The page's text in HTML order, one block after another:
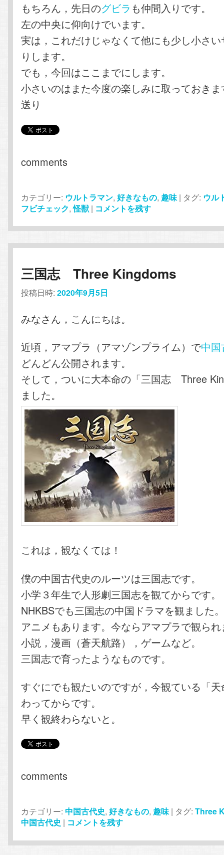
もちろん，先日のグビラ も仲間入りです。
左の中央に仰向けでいます。
実は，これだけじゃなくて他にも少し小さ
りします。
でも，今回はここまでにします。
小さいのはまた今度の楽しみに取っておき
送り
comments
カテゴリー: ウルトラマン,好きなもの, 趣味 | タグ: ウル
フビチェック,怪獣 | コメントを残す
三国志 Three Kingdoms
投稿日時:2020年9月5日
みなさん，こんにちは。
近頃，アマプラ（アマゾンプライム）で中国
どんどん公開されます。
そして，ついに大本命の「三国志 Three
ました。
これは，観なくては！
僕の中国古代史のルーツは三国志です。
小学３年生で人形劇三国志を観てからです。
NHKBSでも三国志の中国ドラマを観ました
アニメもあります。今ならアマプラで観ら
小説，漫画（蒼天航路），ゲームなど。
三国志で育ったようなものです。
すぐにでも観たいのですが，今観ている「
わってからです。
早く観終わらないと。
comments
カテゴリー: 中国古代史,好きなもの, 趣味 | タグ: Three
中国古代史 | コメントを残す